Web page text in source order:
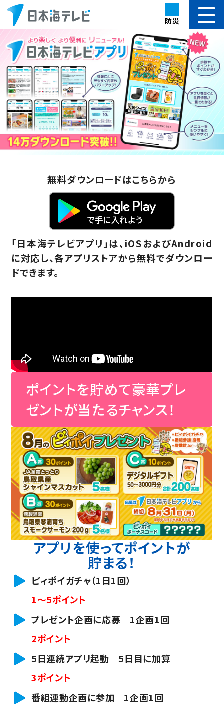
防災
無料ダウンロードはこちらから
「日本海テレビアプリ」は、iOSおよびAndroid
に対応し、各アプリストアから無料でダウンロー
ドできます。
ポイントを貯めて豪華プレ
ゼントが当たるチャンス！
アプリを使ってポイントが
貯まる！
ピィポイガチャ（1日1回）
1～5ポイント
プレゼント企画に応募 1企画1回
2ポイント
5日連続アプリ起動 5日目に加算
3ポイント
番組連動企画に参加 1企画1回